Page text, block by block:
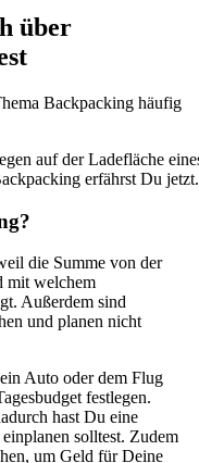
über
Backpacking häufig
erfährst Du jetzt.
die Summe von der
mit welchem
Außerdem sind
und planen nicht
Auto oder dem Flug
festlegen.
hast Du eine
solltest. Zudem
um Geld für Deine